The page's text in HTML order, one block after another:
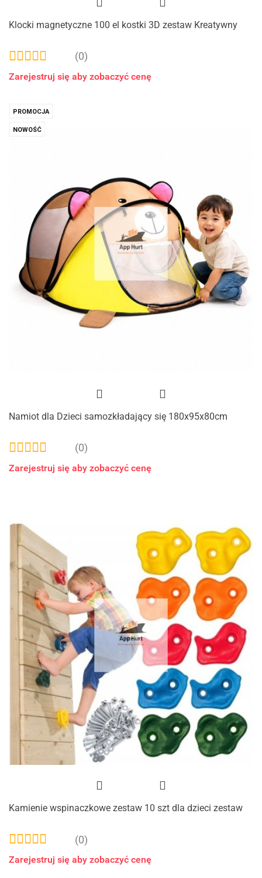
Klocki magnetyczne 100 el kostki 3D zestaw Kreatywny
(0)
Zarejestruj się aby zobaczyć cenę
PROMOCJA
NOWOŚĆ
Namiot dla Dzieci samozkładający się 180x95x80cm
(0)
Zarejestruj się aby zobaczyć cenę
Kamienie wspinaczkowe zestaw 10 szt dla dzieci zestaw
(0)
Zarejestruj się aby zobaczyć cenę